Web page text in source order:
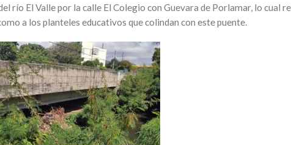
río El Valle por la calle El Colegio con Guevara de Porlamar, lo cual
a los planteles educativos que colindan con este puente.